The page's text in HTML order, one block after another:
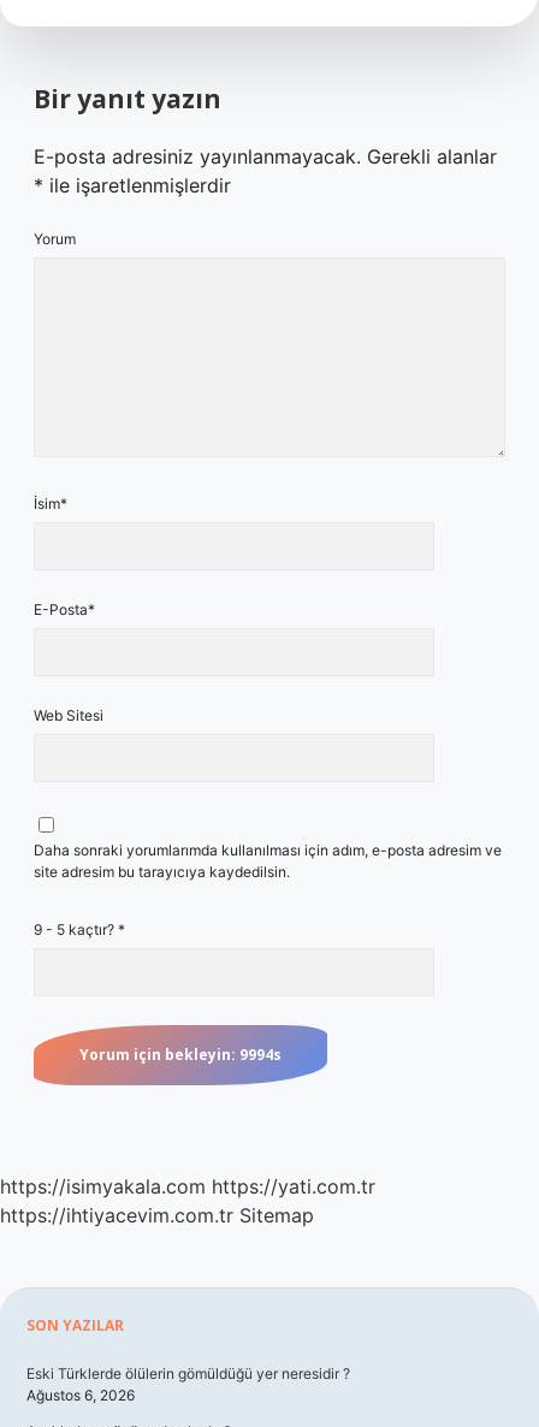
Bir yanıt yazın
E-posta adresiniz yayınlanmayacak. Gerekli alanlar
* ile işaretlenmişlerdir
Yorum
İsim*
E-Posta*
Web Sitesi
Daha sonraki yorumlarımda kullanılması için adım, e-posta adresim ve
site adresim bu tarayıcıya kaydedilsin.
9 - 5 kaçtır? *
https://isimyakala.com https://yati.com.tr
https://ihtiyacevim.com.tr Sitemap
Sidebar
SON YAZILAR
Eski Türklerde ölülerin gömüldüğü yer neresidir ?
Ağustos 6, 2026